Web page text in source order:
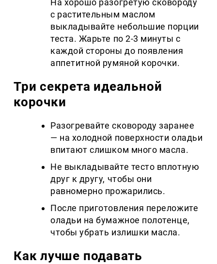
На хорошо разогретую сковороду
с растительным маслом
выкладывайте небольшие порции
теста. Жарьте по 2-3 минуты с
каждой стороны до появления
аппетитной румяной корочки.
Три секрета идеальной
корочки
Разогревайте сковороду заранее
— на холодной поверхности оладьи
впитают слишком много масла.
Не выкладывайте тесто вплотную
друг к другу, чтобы они
равномерно прожарились.
После приготовления переложите
оладьи на бумажное полотенце,
чтобы убрать излишки масла.
Как лучше подавать